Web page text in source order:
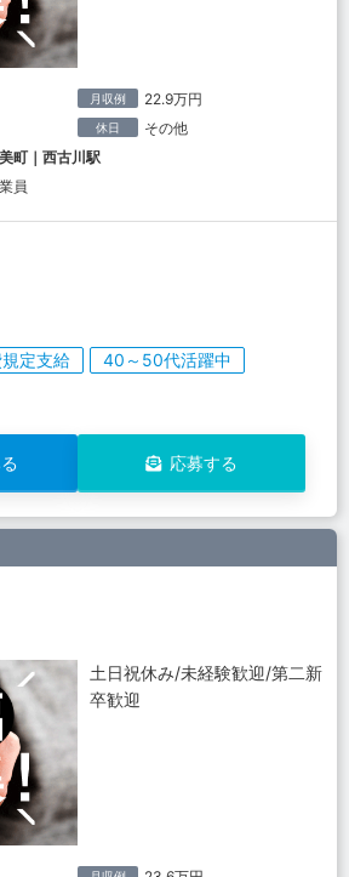
月収例 22.9万円
休日 その他
町｜西古川駅
員
定支給
40～50代活躍中
応募する
土日祝休み/未経験歓迎/第二新
卒歓迎